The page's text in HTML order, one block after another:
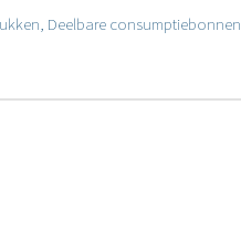
, Deelbare consumptiebonnen